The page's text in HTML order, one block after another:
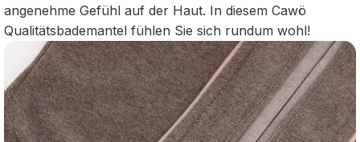
angenehme Gefühl auf der Haut. In diesem Cawö
Qualitätsbademantel fühlen Sie sich rundum wohl!